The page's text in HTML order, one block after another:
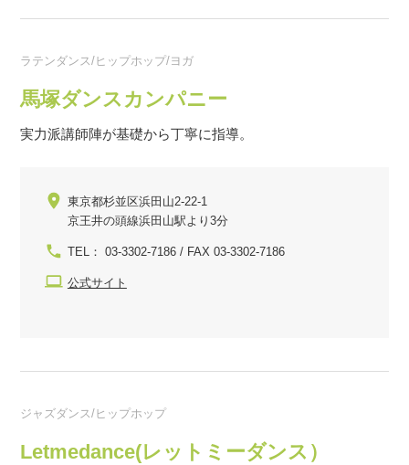
ラテンダンス/ヒップホップ/ヨガ
馬塚ダンスカンパニー
実力派講師陣が基礎から丁寧に指導。
東京都杉並区浜田山2-22-1
京王井の頭線浜田山駅より3分
TEL： 03-3302-7186 / FAX 03-3302-7186
公式サイト
ジャズダンス/ヒップホップ
Letmedance(レットミーダンス）